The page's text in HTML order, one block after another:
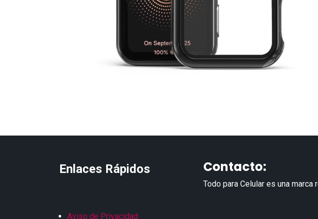
Enlaces Rápidos Contacto:
Todo para Celular es una marca
Aviso de Privacidad